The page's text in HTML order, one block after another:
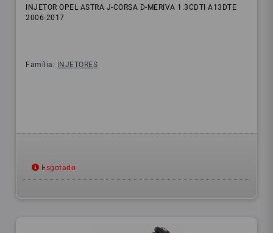
INJETOR OPEL ASTRA J-CORSA D-MERIVA 1.3CDTI A13DTE
2006-2017
Família: INJETORES
Esgotado